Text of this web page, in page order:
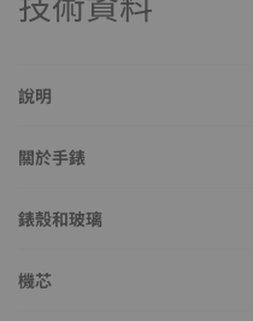
說明
關於手錶
錶殼和玻璃
機芯